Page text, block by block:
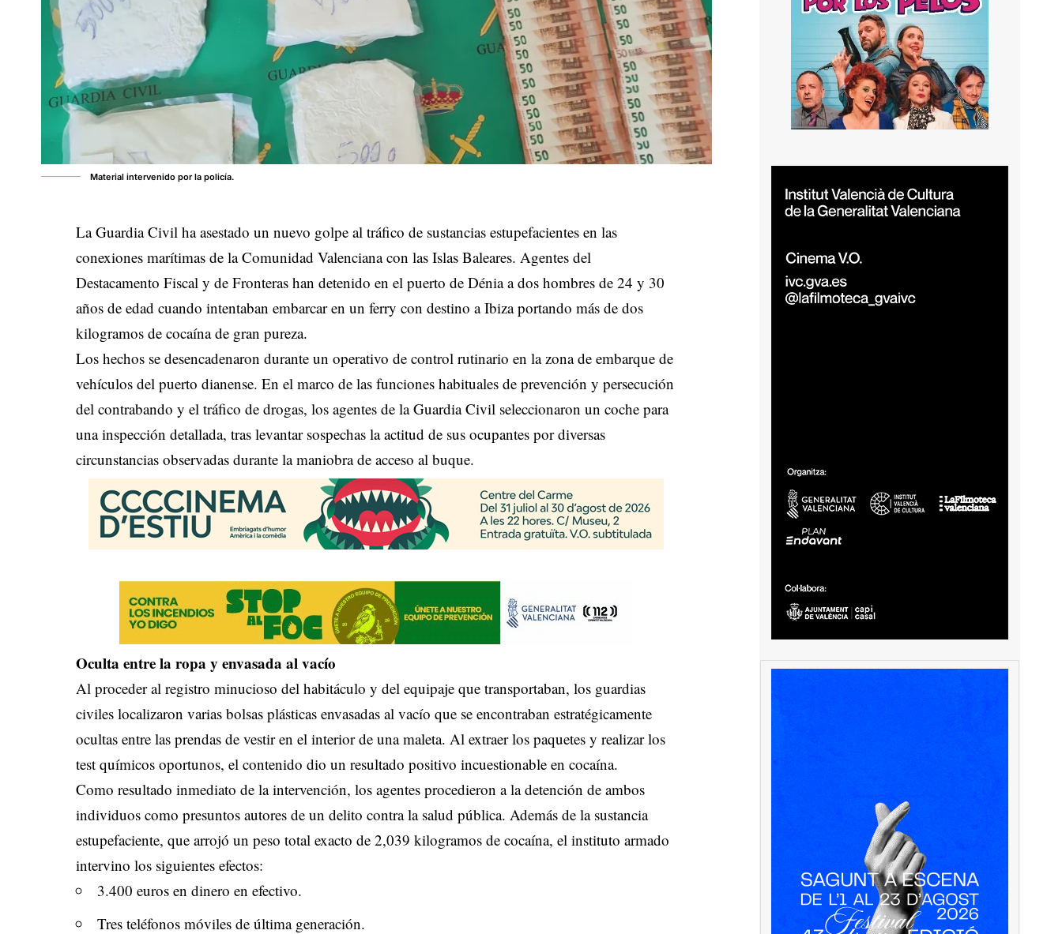
Material intervenido por la policía.
La Guardia Civil ha asestado un nuevo golpe al tráfico de sustancias estupefacientes en las
conexiones marítimas de la Comunidad Valenciana con las Islas Baleares. Agentes del
Destacamento Fiscal y de Fronteras han detenido en el puerto de Dénia a dos hombres de 24 y 30
años de edad cuando intentaban embarcar en un ferry con destino a Ibiza portando más de dos
kilogramos de cocaína de gran pureza.
Los hechos se desencadenaron durante un operativo de control rutinario en la zona de embarque de
vehículos del puerto dianense. En el marco de las funciones habituales de prevención y persecución
del contrabando y el tráfico de drogas, los agentes de la Guardia Civil seleccionaron un coche para
una inspección detallada, tras levantar sospechas la actitud de sus ocupantes por diversas
circunstancias observadas durante la maniobra de acceso al buque.
Oculta entre la ropa y envasada al vacío
Al proceder al registro minucioso del habitáculo y del equipaje que transportaban, los guardias
civiles localizaron varias bolsas plásticas envasadas al vacío que se encontraban estratégicamente
ocultas entre las prendas de vestir en el interior de una maleta. Al extraer los paquetes y realizar los
test químicos oportunos, el contenido dio un resultado positivo incuestionable en cocaína.
Como resultado inmediato de la intervención, los agentes procedieron a la detención de ambos
individuos como presuntos autores de un delito contra la salud pública. Además de la sustancia
estupefaciente, que arrojó un peso total exacto de 2,039 kilogramos de cocaína, el instituto armado
intervino los siguientes efectos:
3.400 euros en dinero en efectivo.
Tres teléfonos móviles de última generación.